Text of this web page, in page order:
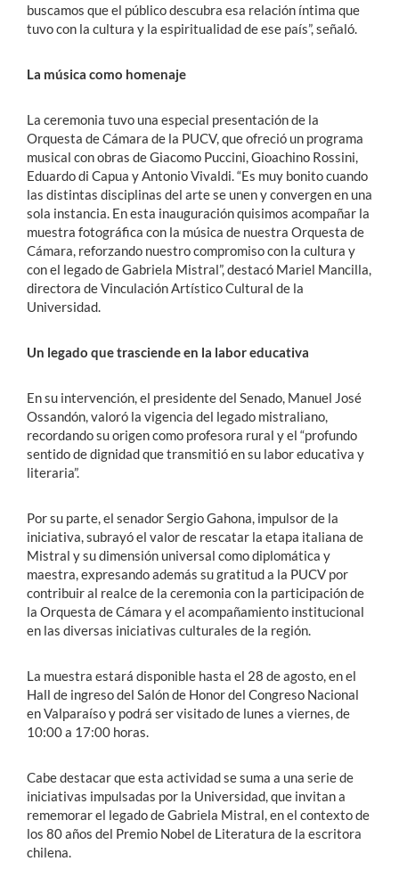
buscamos que el público descubra esa relación íntima que
tuvo con la cultura y la espiritualidad de ese país”, señaló.
La música como homenaje
La ceremonia tuvo una especial presentación de la
Orquesta de Cámara de la PUCV, que ofreció un programa
musical con obras de Giacomo Puccini, Gioachino Rossini,
Eduardo di Capua y Antonio Vivaldi. “Es muy bonito cuando
las distintas disciplinas del arte se unen y convergen en una
sola instancia. En esta inauguración quisimos acompañar la
muestra fotográfica con la música de nuestra Orquesta de
Cámara, reforzando nuestro compromiso con la cultura y
con el legado de Gabriela Mistral”, destacó Mariel Mancilla,
directora de Vinculación Artístico Cultural de la
Universidad.
Un legado que trasciende en la labor educativa
En su intervención, el presidente del Senado, Manuel José
Ossandón, valoró la vigencia del legado mistraliano,
recordando su origen como profesora rural y el “profundo
sentido de dignidad que transmitió en su labor educativa y
literaria”.
Por su parte, el senador Sergio Gahona, impulsor de la
iniciativa, subrayó el valor de rescatar la etapa italiana de
Mistral y su dimensión universal como diplomática y
maestra, expresando además su gratitud a la PUCV por
contribuir al realce de la ceremonia con la participación de
la Orquesta de Cámara y el acompañamiento institucional
en las diversas iniciativas culturales de la región.
La muestra estará disponible hasta el 28 de agosto, en el
Hall de ingreso del Salón de Honor del Congreso Nacional
en Valparaíso y podrá ser visitado de lunes a viernes, de
10:00 a 17:00 horas.
Cabe destacar que esta actividad se suma a una serie de
iniciativas impulsadas por la Universidad, que invitan a
rememorar el legado de Gabriela Mistral, en el contexto de
los 80 años del Premio Nobel de Literatura de la escritora
chilena.